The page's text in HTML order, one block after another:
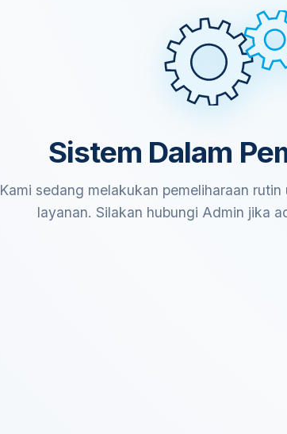
Sistem Dalam
Kami sedang melakukan pemeliharaan
layanan. Silakan hubungi Admin jika